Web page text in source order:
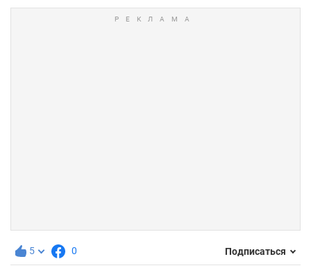
5 0 Подписаться